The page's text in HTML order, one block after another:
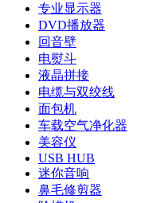
专业显示器
DVD播放器
回音壁
电熨斗
液晶拼接
电缆与双绞线
面包机
车载空气净化器
美容仪
USB HUB
迷你音响
鼻毛修剪器